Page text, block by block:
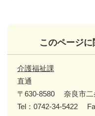
このページ
介護福祉課
直通
〒630-8580
奈良市
Tel：0742-34-5422